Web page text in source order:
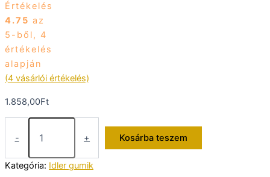
Értékelés
4.75 az
5-ből, 4
értékelés
alapján
(4 vásárlói értékelés)
1.858,00Ft
-
gumi
mennyiség
+ Kosárba teszem
Kategória: Idler gumik